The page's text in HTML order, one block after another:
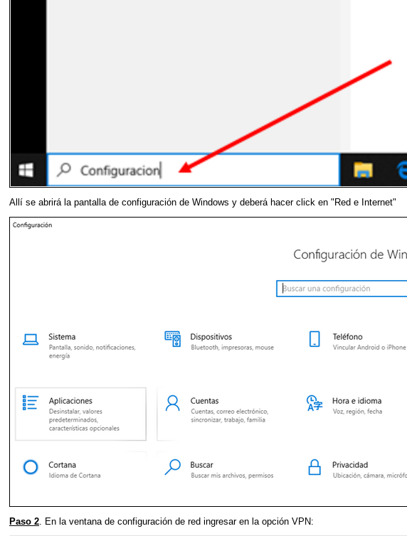
Allí se abrirá la pantalla de configuración de Windows y deberá hacer click en "Red e Internet"
Paso 2 . En la ventana de configuración de red ingresar en la opción VPN: